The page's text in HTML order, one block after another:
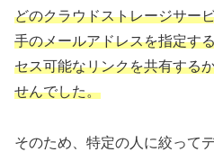
どのクラウドストレージサー
手のメールアドレスを指定す
セス可能なリンクを共有する
せんでした。
そのため、特定の人に絞って